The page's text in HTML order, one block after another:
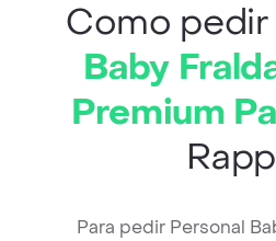
Como pedir
Baby
Premium
Para pedir Personal